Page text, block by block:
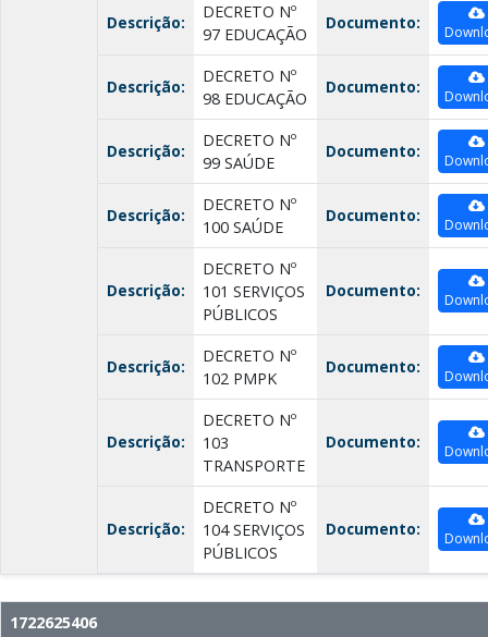
Descrição:
DECRETO Nº
97 EDUCAÇÃO
Documento:
Descrição:
DECRETO Nº
98 EDUCAÇÃO
Documento:
Descrição:
DECRETO Nº
99 SAÚDE
Documento:
Descrição:
DECRETO Nº
100 SAÚDE
Documento:
Descrição:
DECRETO Nº
101 SERVIÇOS
PÚBLICOS
Documento:
Descrição:
DECRETO Nº
102 PMPK
Documento:
Descrição:
DECRETO Nº
103
TRANSPORTE
Documento:
Descrição:
DECRETO Nº
104 SERVIÇOS
PÚBLICOS
Documento:
1722625406